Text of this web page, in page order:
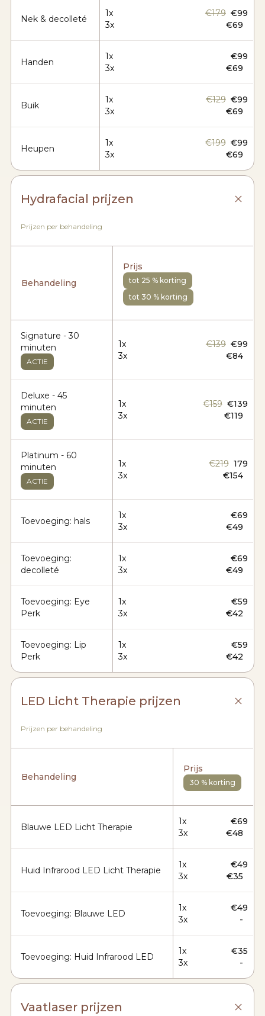
Nek & decolleté
1x €179 €99
3x
€69
Handen
1x
€99
3x
€69
Buik
1x €129 €99
3x
€69
Heupen
1x €199 €99
3x
€69
Hydrafacial prijzen
Prijzen per behandeling
Behandeling
Prijs
tot 25 % korting
tot 30 % korting
Signature - 30
minuten
ACTIE
1x €139 €99
3x
€84
Deluxe - 45
minuten
ACTIE
1x €159 €139
3x
€119
Platinum - 60
minuten
ACTIE
1x €219 179
3x
€154
Toevoeging: hals
1x
€69
3x
€49
Toevoeging:
decolleté
1x
€69
3x
€49
Toevoeging: Eye
Perk
1x
€59
3x
€42
Toevoeging: Lip
Perk
1x
€59
3x
€42
LED Licht Therapie prijzen
Prijzen per behandeling
Behandeling
Prijs
30 % korting
Blauwe LED Licht Therapie
1x
€69
3x
€48
Huid Infrarood LED Licht Therapie
1x
€49
3x
€35
Toevoeging: Blauwe LED
1x
€49
3x
-
Toevoeging: Huid Infrarood LED
1x
€35
3x
-
Vaatlaser prijzen